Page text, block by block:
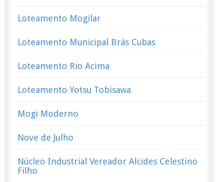
Loteamento Mogilar
Loteamento Municipal Brás Cubas
Loteamento Rio Acima
Loteamento Yotsu Tobisawa
Mogi Moderno
Nove de Julho
Núcleo Industrial Vereador Alcides Celestino
Filho